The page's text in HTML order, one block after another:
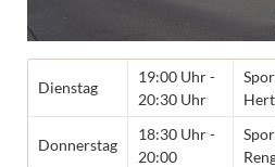
Dienstag
19:00 Uhr -
20:30 Uhr
Donnerstag
18:30 Uhr -
20:00